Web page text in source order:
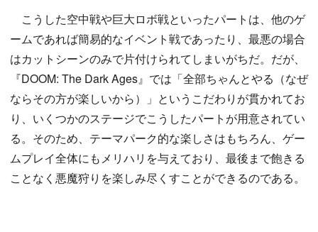
こうした空中戦や巨大ロボ戦といったパートは、他のゲ
ームであれば簡易的なイベント戦であったり、最悪の場合
はカットシーンのみで片付けられてしまいがちだ。だが、
『DOOM: The Dark Ages』では「全部ちゃんとやる（なぜ
ならその方が楽しいから）」というこだわりが貫かれてお
り、いくつかのステージでこうしたパートが用意されてい
る。そのため、テーマパーク的な楽しさはもちろん、ゲー
ムプレイ全体にもメリハリを与えており、最後まで飽きる
ことなく悪魔狩りを楽しみ尽くすことができるのである。